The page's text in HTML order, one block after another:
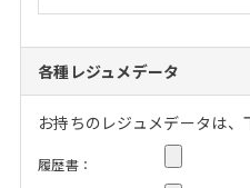
各種レジュメデータ
お持ちのレジュメデータは、
履歴書：